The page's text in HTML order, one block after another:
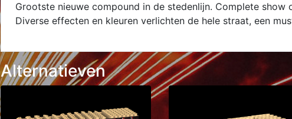
Grootste nieuwe compound in de stedenlijn. Complete show
Diverse effecten en kleuren verlichten de hele straat, een
Alternatieven